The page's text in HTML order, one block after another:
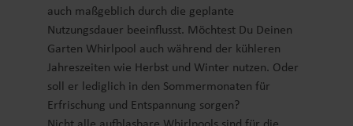
auch maßgeblich durch die geplante
Nutzungsdauer beeinflusst. Möchtest Du Deinen
Garten Whirlpool auch während der kühleren
Jahreszeiten wie Herbst und Winter nutzen. Oder
soll er lediglich in den Sommermonaten für
Erfrischung und Entspannung sorgen?